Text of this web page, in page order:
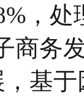
，处
商务
基